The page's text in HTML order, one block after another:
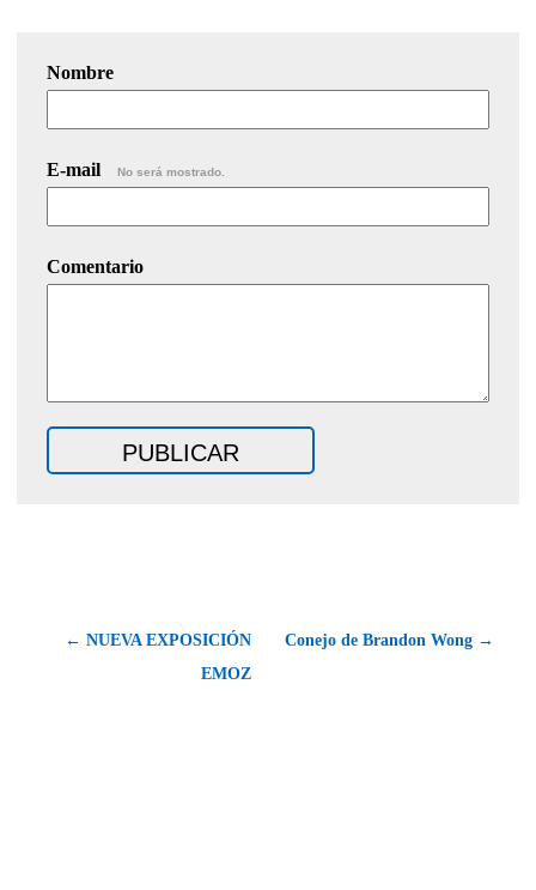
Nombre
E-mail No será mostrado.
Comentario
← NUEVA EXPOSICIÓN
EMOZ
Conejo de Brandon Wong →